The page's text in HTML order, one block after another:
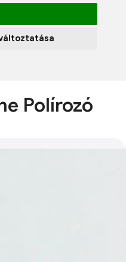
Blog
Polírozó